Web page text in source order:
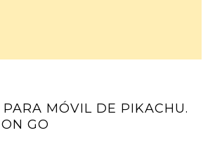
MÓVIL DE PIKACHU.
GO